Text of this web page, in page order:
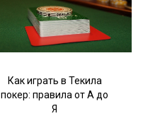
Как играть в Текила
покер: правила от А до
Я